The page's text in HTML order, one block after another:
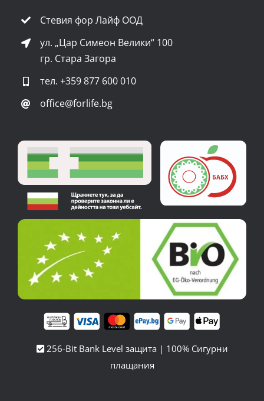
Стевия фор Лайф ООД
ул. „Цар Симеон Велики“ 100
гр. Стара Загора
тел.+359 877 600 010
office@forlife.bg
256-Bit Bank Level защита | 100% Сигурни
плащания